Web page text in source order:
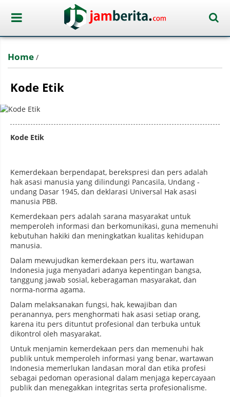
Home /
Kode Etik
Kode Etik
Kemerdekaan berpendapat, berekspresi dan pers adalah
hak asasi manusia yang dilindungi Pancasila, Undang -
undang Dasar 1945, dan deklarasi Universal Hak asasi
manusia PBB.
Kemerdekaan pers adalah sarana masyarakat untuk
memperoleh informasi dan berkomunikasi, guna memenuhi
kebutuhan hakiki dan meningkatkan kualitas kehidupan
manusia.
Dalam mewujudkan kemerdekaan pers itu, wartawan
Indonesia juga menyadari adanya kepentingan bangsa,
tanggung jawab sosial, keberagaman masyarakat, dan
norma-norma agama.
Dalam melaksanakan fungsi, hak, kewajiban dan
peranannya, pers menghormati hak asasi setiap orang,
karena itu pers dituntut profesional dan terbuka untuk
dikontrol oleh masyarakat.
Untuk menjamin kemerdekaan pers dan memenuhi hak
publik untuk memperoleh informasi yang benar, wartawan
Indonesia memerlukan landasan moral dan etika profesi
sebagai pedoman operasional dalam menjaga kepercayaan
publik dan menegakkan integritas serta profesionalisme.